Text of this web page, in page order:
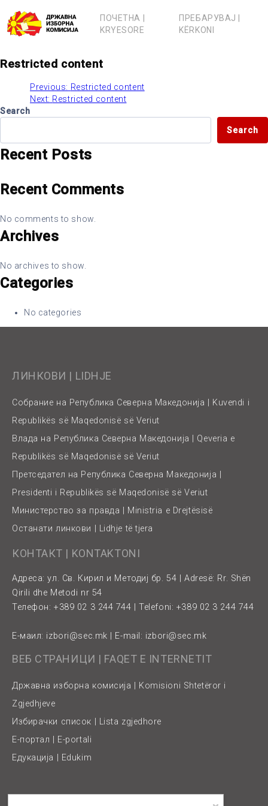
content
ПОЧЕТНА |
KRYESORE
ПРЕБАРУВАЈ |
KËRKONI
Restricted content
Post
navigation
Previous: Restricted content
Next: Restricted content
Search
Search
Recent Posts
Recent Comments
No comments to show.
Archives
No archives to show.
Categories
No categories
ЛИНКОВИ | LIDHJE
Собрание на Република Северна Македонија | Kuvendi i
Republikës së Maqedonisë së Veriut
Влада на Република Северна Македонија | Qeveria e
Republikës së Maqedonisë së Veriut
Претседател на Република Северна Македонија |
Presidenti i Republikës së Maqedonisë së Veriut
Министерство за правда | Ministria e Drejtësisë
Останати линкови | Lidhje të tjera
КОНТАКТ | KONTAKTONI
Адреса: ул. Св. Кирил и Методиј бр. 54 | Adresë: Rr. Shën
Qirili dhe Metodi nr 54
Телефон: +389 02 3 244 744 | Telefoni: +389 02 3 244 744
Е-маил: izbori@sec.mk | E-mail: izbori@sec.mk
ВЕБ СТРАНИЦИ | FAQET E INTERNETIT
Државна изборна комисија | Komisioni Shtetëror i
Zgjedhjeve
Избирачки список | Lista zgjedhore
Е-портал | E-portali
Едукација | Edukim